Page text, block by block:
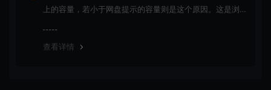
上的容量，若小于网盘提示的容量则是这个原因。这是浏
查看详情